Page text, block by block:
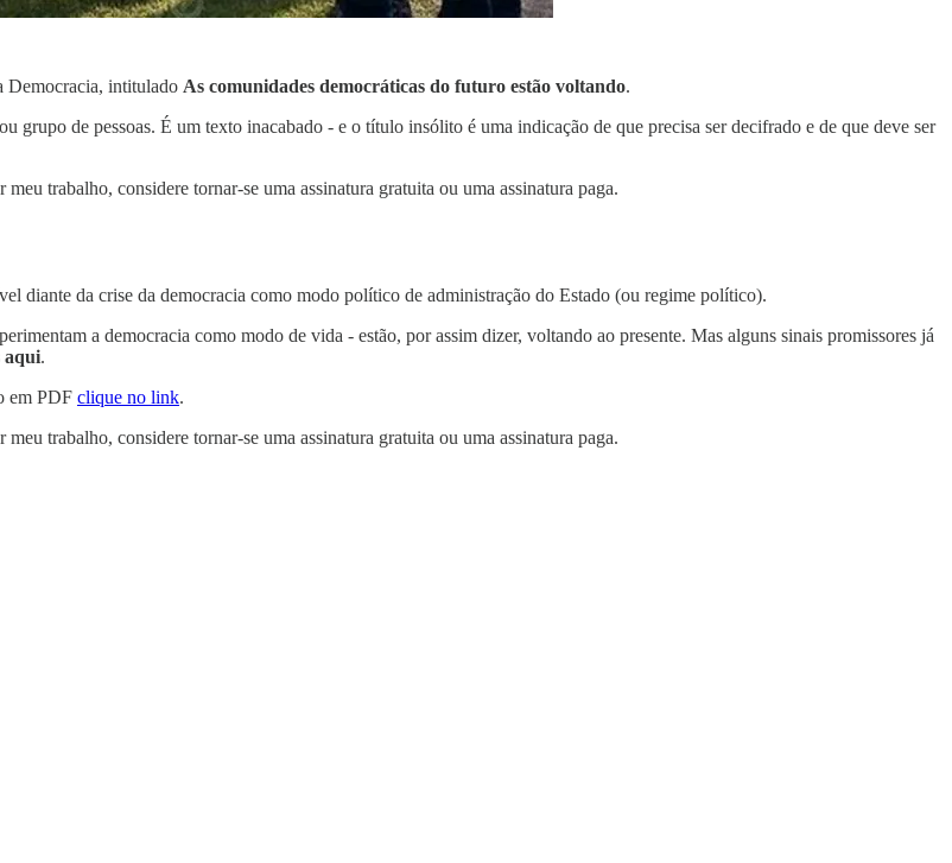
Democracia, intitulado As comunidades democráticas do futuro estão voltando.
grupo de pessoas. É um texto inacabado - e o título insólito é uma indicação de que precisa ser decifrado e de que deve ser
trabalho, considere tornar-se uma assinatura gratuita ou uma assinatura paga.
diante da crise da democracia como modo político de administração do Estado (ou regime político).
a democracia como modo de vida - estão, por assim dizer, voltando ao presente. Mas alguns sinais promissores já
aqui.
em PDF clique no link.
trabalho, considere tornar-se uma assinatura gratuita ou uma assinatura paga.